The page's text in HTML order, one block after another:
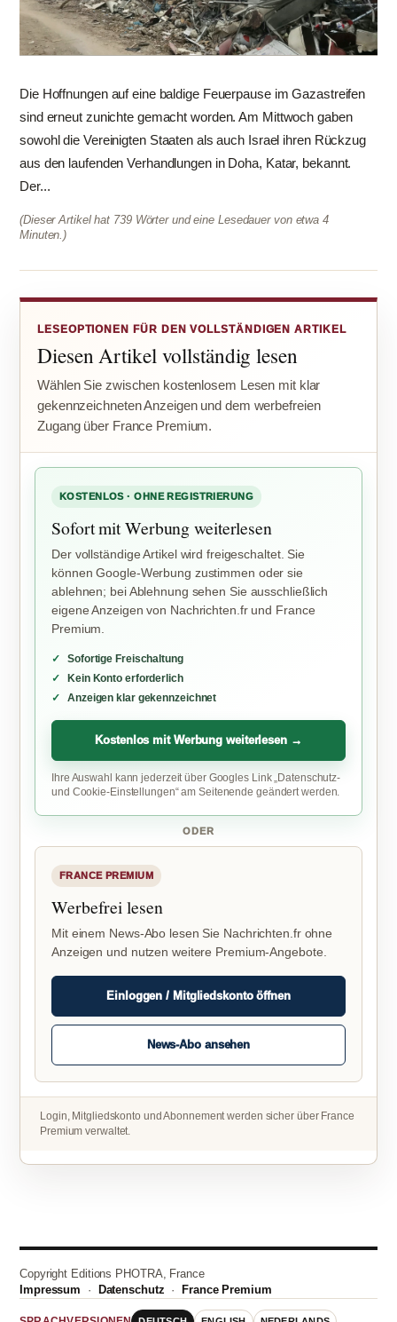
Die Hoffnungen auf eine baldige Feuerpause im Gazastreifen
sind erneut zunichte gemacht worden. Am Mittwoch gaben
sowohl die Vereinigten Staaten als auch Israel ihren Rückzug
aus den laufenden Verhandlungen in Doha, Katar, bekannt.
Der...
(Dieser Artikel hat 739 Wörter und eine Lesedauer von etwa 4
Minuten.)
LESEOPTIONEN FÜR DEN VOLLSTÄNDIGEN ARTIKEL
Diesen Artikel vollständig lesen
Wählen Sie zwischen kostenlosem Lesen mit klar
gekennzeichneten Anzeigen und dem werbefreien
Zugang über France Premium.
KOSTENLOS · OHNE REGISTRIERUNG
Sofort mit Werbung weiterlesen
Der vollständige Artikel wird freigeschaltet. Sie
können Google-Werbung zustimmen oder sie
ablehnen; bei Ablehnung sehen Sie ausschließlich
eigene Anzeigen von Nachrichten.fr und France
Premium.
Sofortige Freischaltung
Kein Konto erforderlich
Anzeigen klar gekennzeichnet
Kostenlos mit Werbung weiterlesen →
Ihre Auswahl kann jederzeit über Googles Link „Datenschutz-
und Cookie-Einstellungen“ am Seitenende geändert werden.
ODER
FRANCE PREMIUM
Werbefrei lesen
Mit einem News-Abo lesen Sie Nachrichten.fr ohne
Anzeigen und nutzen weitere Premium-Angebote.
Einloggen / Mitgliedskonto öffnen
News-Abo ansehen
Login, Mitgliedskonto und Abonnement werden sicher über France
Premium verwaltet.
Copyright Editions PHOTRA, France
Impressum · Datenschutz · France Premium